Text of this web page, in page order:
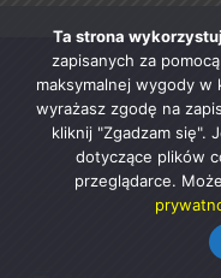
Ta strona
zapisanych za
maksymalnej wygody
wyrażasz zgodę na
kliknij "Zgadzam się".
dotyczące plików
przeglądarce.